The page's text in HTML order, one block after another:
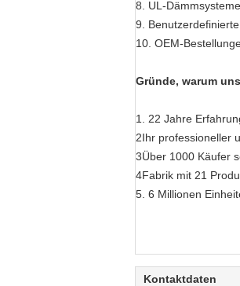
8. UL-
9.
10. OEM-
Gründe, warum
1. 22 Jahre
2Ihr professioneller
3Über 1000 Käufer
4Fabrik mit 21
5. 6 Millionen
Kontaktdaten